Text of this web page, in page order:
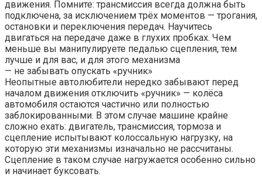
движения. Помните: трансмиссия всегда должна быть
подключена, за исключением трёх моментов — трогания,
остановки и переключения передач. Научитесь
двигаться на передаче даже в глухих пробках. Чем
меньше вы манипулируете педалью сцепления, тем
лучше и для вас, и для этого механизма
— не забывать опускать «ручник»
Неопытные автолюбители нередко забывают перед
началом движения отключить «ручник» — колёса
автомобиля остаются частично или полностью
заблокированными. В этом случае машине крайне
сложно ехать: двигатель, трансмиссия, тормоза и
сцепление испытывают колоссальную нагрузку, на
которую эти механизмы изначально не рассчитаны.
Сцепление в таком случае нагружается особенно сильно
и начинает буксовать.